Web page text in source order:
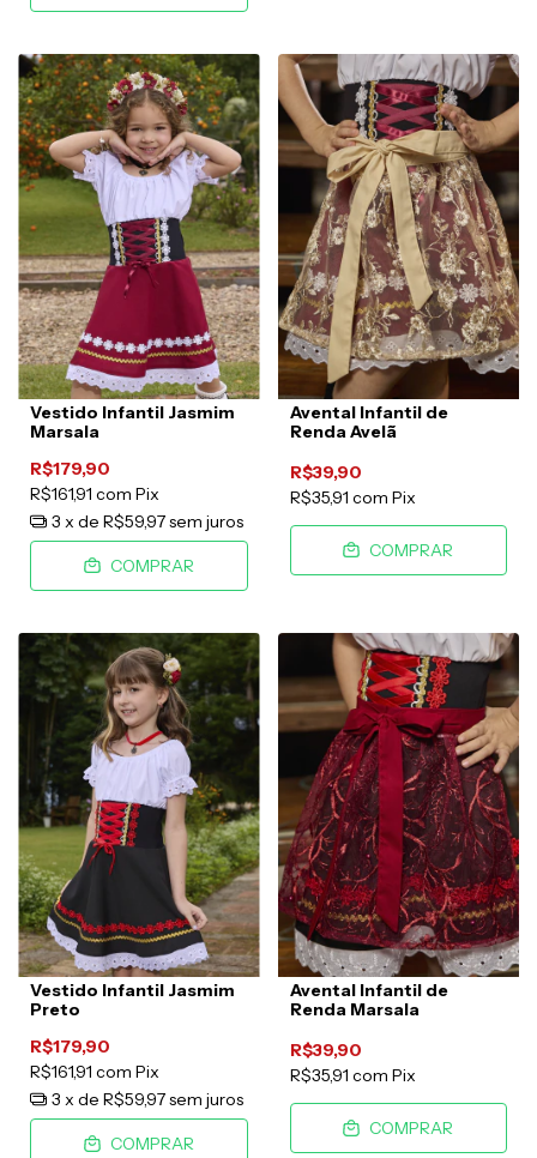
Vestido Infantil Jasmim
Marsala
R$179,90
R$161,91 com Pix
3 x de R$59,97sem juros
COMPRAR
Avental Infantil de
Renda Avelã
R$39,90
R$35,91 com Pix
COMPRAR
Vestido Infantil Jasmim
Preto
R$179,90
R$161,91 com Pix
3 x de R$59,97sem juros
COMPRAR
Avental Infantil de
Renda Marsala
R$39,90
R$35,91 com Pix
COMPRAR